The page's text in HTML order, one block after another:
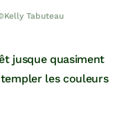
Tabuteau
jusque quasiment
les couleurs